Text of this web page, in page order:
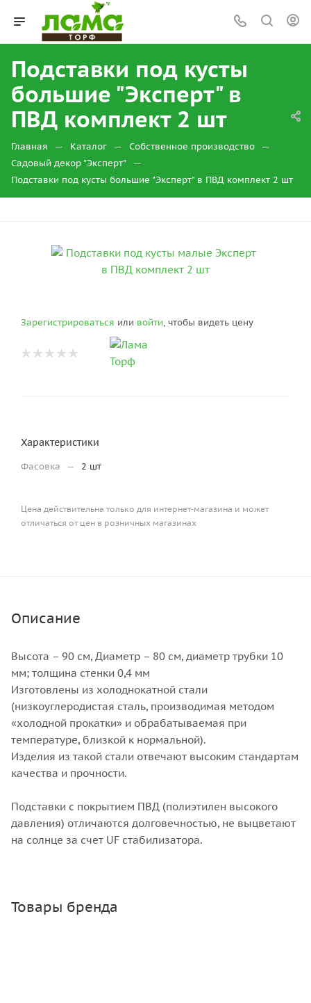
Подставки под кусты
большие "Эксперт" в
ПВД комплект 2 шт
Главная — Каталог — Собственное производство —
Садовый декор "Эксперт" —
Подставки под кусты большие "Эксперт" в ПВД комплект 2 шт
Зарегистрироваться или войти, чтобы видеть цену
Характеристики
Фасовка — 2 шт
Цена действительна только для интернет-магазина и может
отличаться от цен в розничных магазинах
Описание
Высота – 90 см, Диаметр – 80 см, диаметр трубки 10
мм; толщина стенки 0,4 мм
Изготовлены из холоднокатной стали
(низкоуглеродистая сталь, производимая методом
«холодной прокатки» и обрабатываемая при
температуре, близкой к нормальной).
Изделия из такой стали отвечают высоким стандартам
качества и прочности.
Подставки с покрытием ПВД (полиэтилен высокого
давления) отличаются долговечностью, не выцветают
на солнце за счет UF стабилизатора.
Товары бренда